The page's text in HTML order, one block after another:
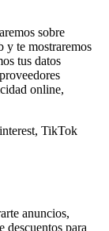
sobre
y te mostraremos
tus datos
online,
TikTok
anuncios,
descuentos para